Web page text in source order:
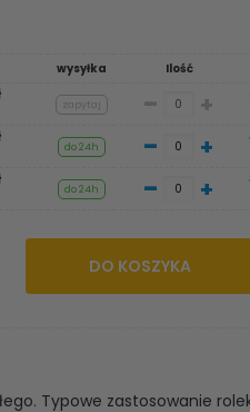
wysyłka Ilość
zapytaj - +
do 24h - +
do 24h - +
DO KOSZYKA
Typowe zastosowanie